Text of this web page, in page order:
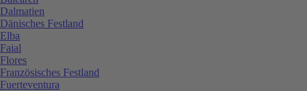
Dalmatien
Dänisches Festland
Elba
Faial
Flores
Französisches Festland
Fuerteventura